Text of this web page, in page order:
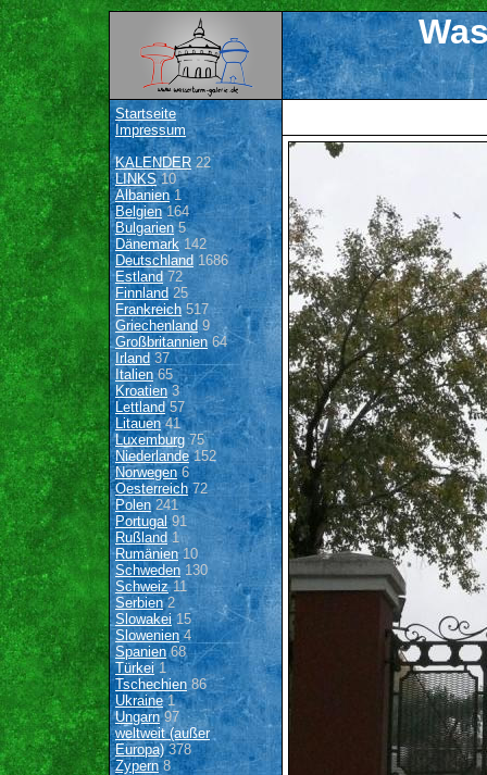
Startseite
Impressum
KALENDER22
LINKS10
Albanien1
Belgien164
Bulgarien 5
Dänemark142
Deutschland 1686
Estland 72
Finnland 25
Frankreich517
Griechenland9
Großbritannien64
Irland 37
Italien65
Kroatien3
Lettland57
Litauen41
Luxemburg 75
Niederlande152
Norwegen6
Oesterreich72
Polen 241
Portugal91
Rußland 1
Rumänien10
Schweden 130
Schweiz11
Serbien2
Slowakei15
Slowenien4
Spanien68
Türkei1
Tschechien 86
Ukraine1
Ungarn97
weltweit (außer
Europa)378
Zypern8